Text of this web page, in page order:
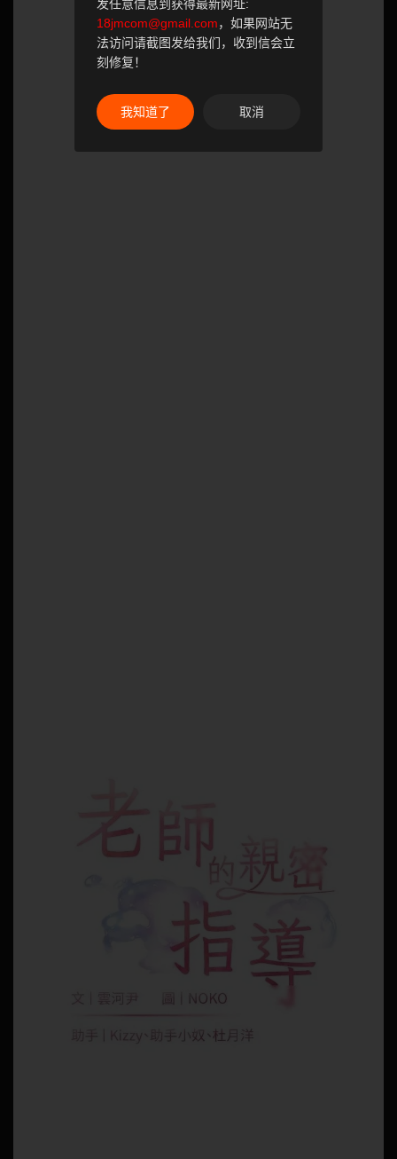
发任意信息到获得最新网址:
18jmcom@gmail.com，如果网站无
法访问请截图发给我们，收到信会立
刻修复！
我知道了 取消